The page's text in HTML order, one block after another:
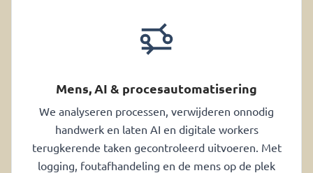
Mens, AI & procesautomatisering
We analyseren processen, verwijderen onnodig
handwerk en laten AI en digitale workers
terugkerende taken gecontroleerd uitvoeren. Met
logging, foutafhandeling en de mens op de plek